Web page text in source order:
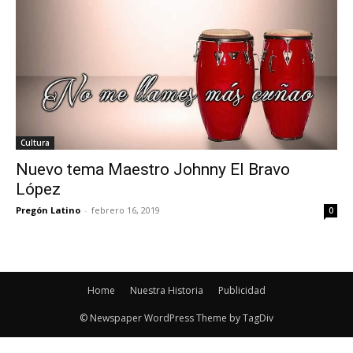
Cultura
Nuevo tema Maestro Johnny El Bravo
López
Pregón Latino - febrero 16, 2019 0
Home Nuestra Historia Publicidad
© Newspaper WordPress Theme by TagDiv